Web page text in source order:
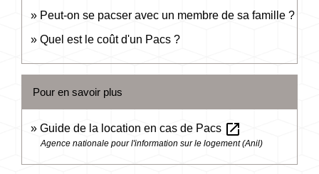
Peut-on se pacser avec un membre de sa famille ?
Quel est le coût d'un Pacs ?
Pour en savoir plus
Guide de la location en cas de Pacs open_in_new
Agence nationale pour l'information sur le logement (Anil)